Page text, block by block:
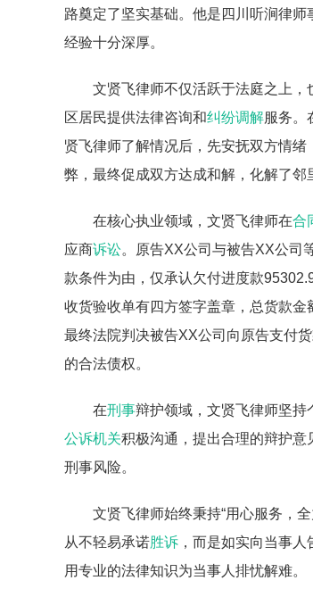
路奠定了坚实基础。他是四川听涧律师
经验十分深厚。
文贤飞律师不仅活跃于法庭之上
区居民提供法律咨询和纠纷调解服务。
贤飞律师了解情况后，先安抚双方情
弊，最终促成双方达成和解，化解了邻
在核心执业领域，文贤飞律师在合
应商诉讼。原告XX公司与被告XX公司
款条件为由，仅承认欠付进度款
收货验收单有四方签字盖章，总货款金
最终法院判决被告XX公司向原告支付
的合法债权。
在刑事辩护领域，文贤飞律师坚
公诉机关积极沟通，提出合理的辩护
刑事风险。
文贤飞律师始终秉持“用心服务，
从不轻易承诺胜诉 ，而是如实向当事
用专业的法律知识为当事人排忧解难。